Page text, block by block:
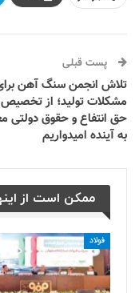
پست قبلی
تلاش انجمن سنگ آهن
مشکلات تولید؛ از تخصیص
حق انتفاع و حقوق دولتی
به آینده امیدواریم
ممکن است از
فولاد